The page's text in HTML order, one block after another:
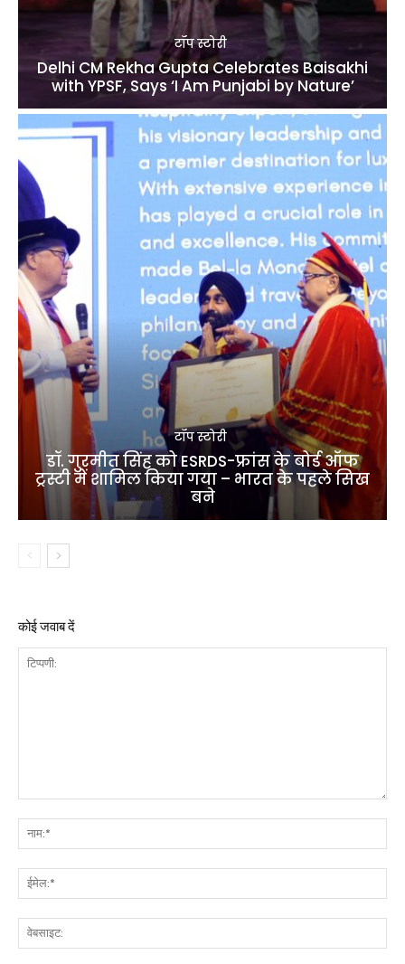
टॉप स्टोरी
Delhi CM Rekha Gupta Celebrates Baisakhi
with YPSF, Says ‘I Am Punjabi by Nature’
टॉप स्टोरी
डॉ. गुरमीत सिंह को ESRDS-फ्रांस के बोर्ड ऑफ
ट्रस्टी में शामिल किया गया – भारत के पहले सिख
बने
कोई जवाब दें